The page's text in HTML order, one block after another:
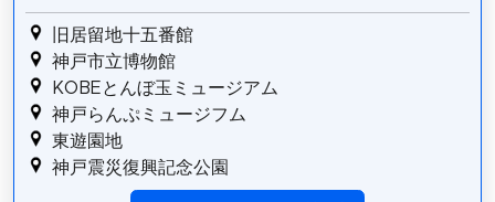
旧居留地十五番館
神戸市立博物館
KOBEとんぼ玉ミュージアム
神戸らんぷミュージフム
東遊園地
神戸震災復興記念公園